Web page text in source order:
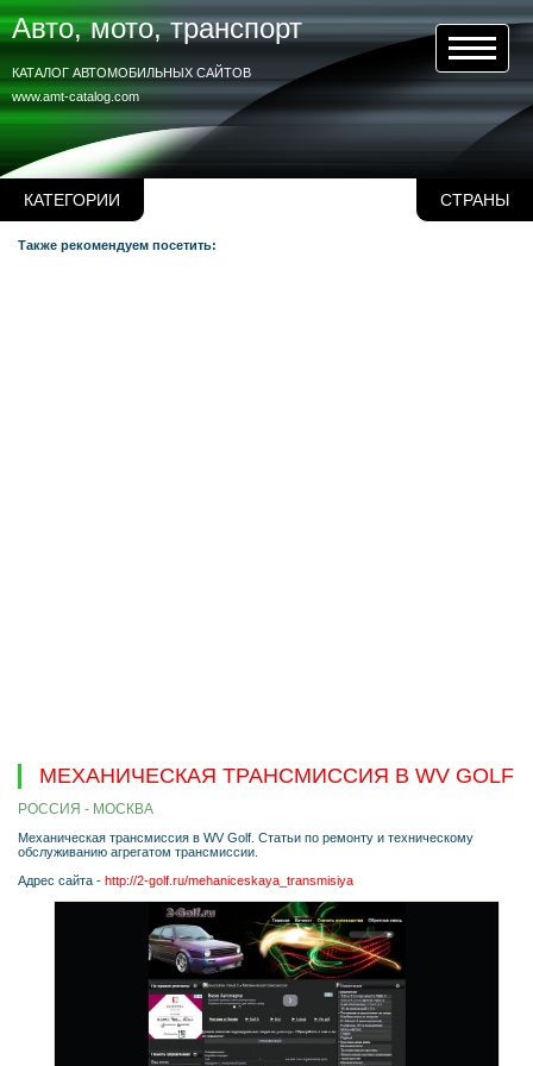
КАТЕГОРИИ СТРАНЫ
Авто, мото, транспорт
www.amt-catalog.com
КАТАЛОГ АВТОМОБИЛЬНЫХ САЙТОВ
Также рекомендуем посетить:
МЕХАНИЧЕСКАЯ ТРАНСМИССИЯ В WV GOLF
РОССИЯ - МОСКВА
Механическая трансмиссия в WV Golf. Статьи по ремонту и техническому
обслуживанию агрегатом трансмиссии.
Адрес сайта - http://2-golf.ru/mehaniceskaya_transmisiya